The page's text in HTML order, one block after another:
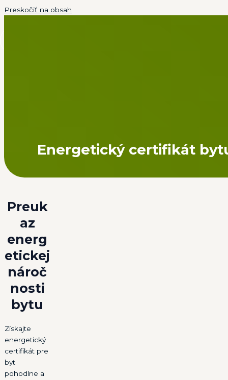
Preskočiť na obsah
Energetický certifikát
Preuk
az
energ
etickej
nároč
nosti
bytu
Získajte
energetický
certifikát pre
byt
pohodlne a